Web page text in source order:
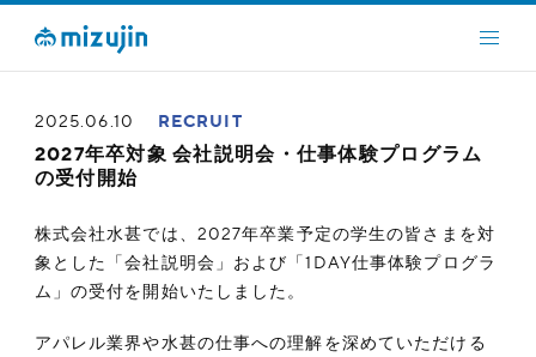
2025.06.10 RECRUIT
2027年卒対象 会社説明会・仕事体験プログラム
の受付開始
株式会社水甚では、2027年卒業予定の学生の皆さまを対
象とした「会社説明会」および「1DAY仕事体験プログラ
ム」の受付を開始いたしました。
アパレル業界や水甚の仕事への理解を深めていただける